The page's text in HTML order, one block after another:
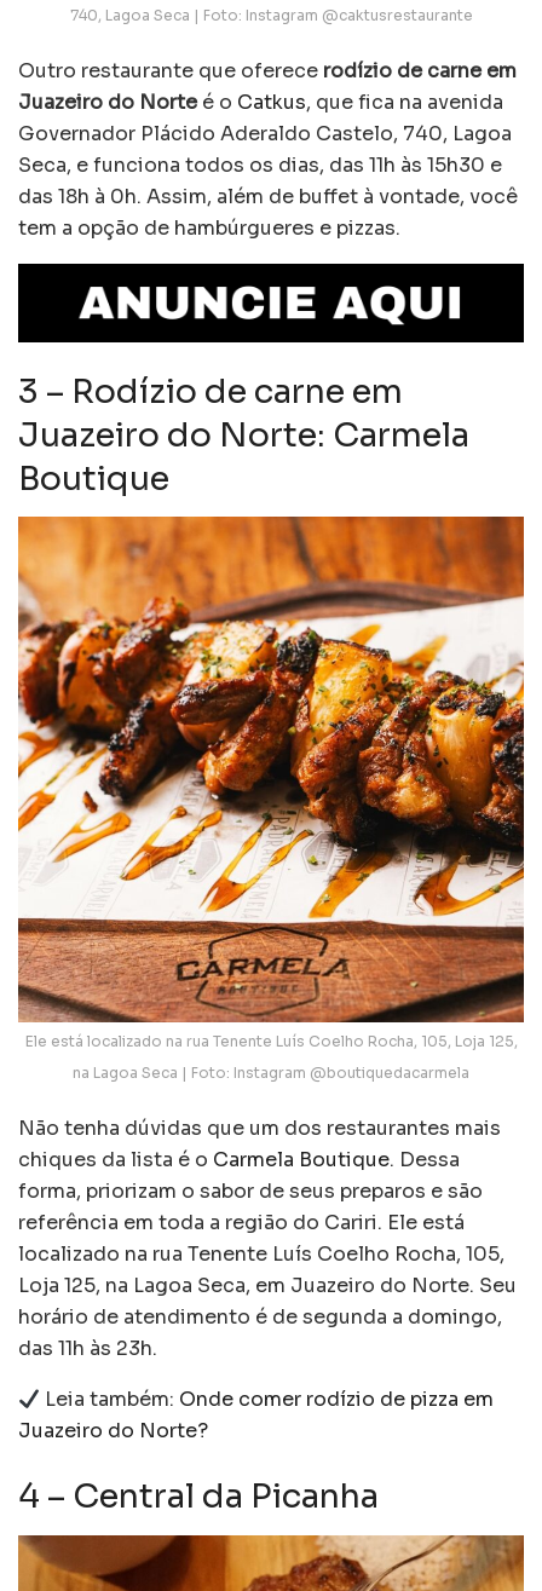
740, Lagoa Seca | Foto: Instagram @caktusrestaurante
Outro restaurante que oferece rodízio de carne em
Juazeiro do Norteé o Catkus, que fica na avenida
Governador Plácido Aderaldo Castelo, 740, Lagoa
Seca, e funciona todos os dias, das 11h às 15h30 e
das 18h à 0h. Assim, além de buffet à vontade, você
tem a opção de hambúrgueres e pizzas.
3 – Rodízio de carne em
Juazeiro do Norte: Carmela
Boutique
Ele está localizado na rua Tenente Luís Coelho Rocha, 105, Loja 125,
na Lagoa Seca | Foto: Instagram @boutiquedacarmela
Não tenha dúvidas que um dos restaurantes mais
chiques da lista é o Carmela Boutique. Dessa
forma, priorizam o sabor de seus preparos e são
referência em toda a região do Cariri. Ele está
localizado na rua Tenente Luís Coelho Rocha, 105,
Loja 125, na Lagoa Seca, em Juazeiro do Norte. Seu
horário de atendimento é de segunda a domingo,
das 11h às 23h.
Leia também: Onde comer rodízio de pizza em
Juazeiro do Norte?
4 – Central da Picanha